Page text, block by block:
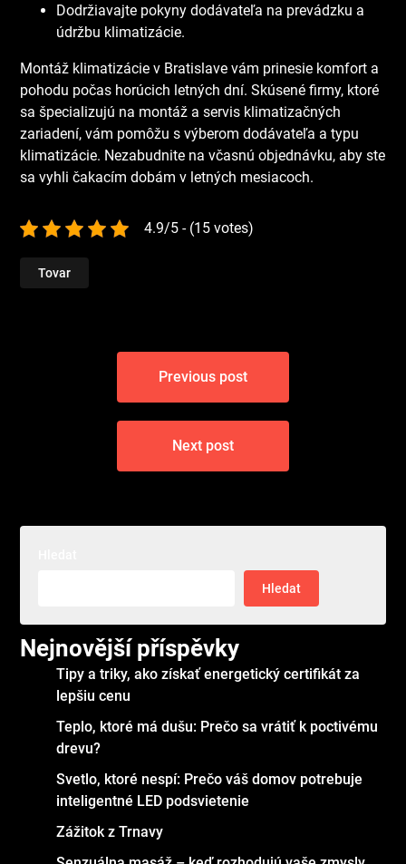
Dodržiavajte pokyny dodávateľa na prevádzku a
údržbu klimatizácie.
Montáž klimatizácie v Bratislave vám prinesie komfort a
pohodu počas horúcich letných dní. Skúsené firmy, ktoré
sa špecializujú na montáž a servis klimatizačných
zariadení, vám pomôžu s výberom dodávateľa a typu
klimatizácie. Nezabudnite na včasnú objednávku, aby ste
sa vyhli čakacím dobám v letných mesiacoch.
4.9/5 - (15 votes)
Tovar
Navigace
příspěvek
Previous post
Next post
Hledat
Nejnovější příspěvky
Tipy a triky, ako získať energetický certifikát za
lepšiu cenu
Teplo, ktoré má dušu: Prečo sa vrátiť k poctivému
drevu?
Svetlo, ktoré nespí: Prečo váš domov potrebuje
inteligentné LED podsvietenie
Zážitok z Trnavy